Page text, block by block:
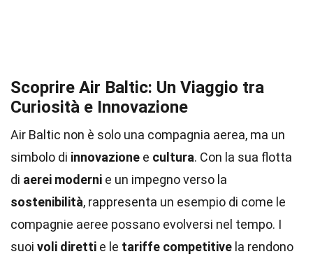
Scoprire Air Baltic: Un Viaggio tra
Curiosità e Innovazione
Air Baltic non è solo una compagnia aerea, ma un
simbolo di innovazione e cultura. Con la sua flotta
di aerei moderni e un impegno verso la
sostenibilità, rappresenta un esempio di come le
compagnie aeree possano evolversi nel tempo. I
suoi voli diretti e le tariffe competitive la rendono